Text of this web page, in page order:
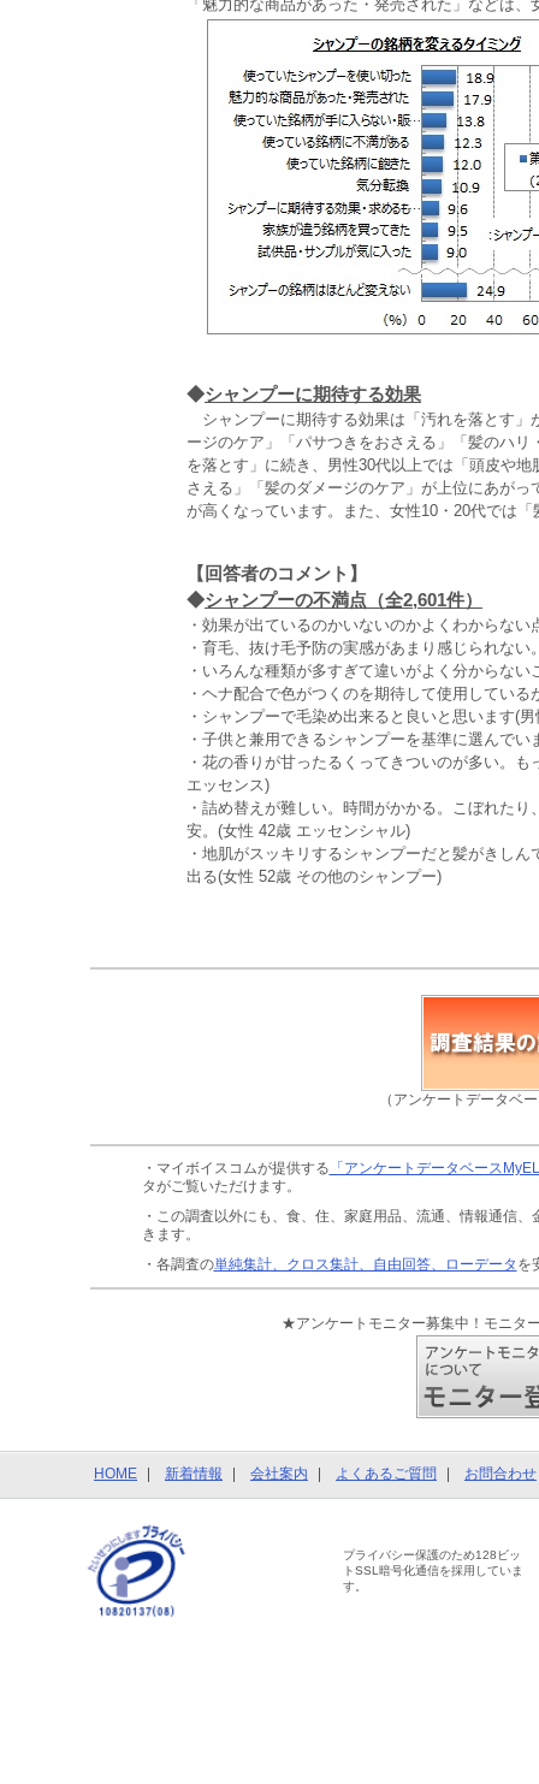
「魅力的な商品があった・発売された」などは
◆シャンプーに期待する効果
シャンプーに期待する効果は「汚れを落とす」
ージのケア」「パサつきをおさえる」「髪のハ
を落とす」に続き、男性30代以上では「頭皮や
さえる」「髪のダメージのケア」が上位にあが
が高くなっています。また、女性10・20代では
【回答者のコメント】
◆シャンプーの不満点（全2,601件）
・効果が出ているのかいないのかよくわからな
・育毛、抜け毛予防の実感があまり感じられな
・いろんな種類が多すぎて違いがよく分からな
・ヘナ配合で色がつくのを期待して使用してい
・シャンプーで毛染め出来ると良いと思います(
・子供と兼用できるシャンプーを基準に選んで
・花の香りが甘ったるくってきついのが多い。
エッセンス)
・詰め替えが難しい。時間がかかる。こぼれた
安。(女性 42歳 エッセンシャル)
・地肌がスッキリするシャンプーだと髪がきし
出る(女性 52歳 その他のシャンプー)
（アンケートデータベ
・マイボイスコムが提供する 「アンケートデータベース
タがご覧いただけます。
・この調査以外にも、食、住、家庭用品、流通、情報通信、
きます。
・各調査の単純集計、クロス集計、自由回答、ローデータ を
★アンケートモニター募集中！モニタ
HOME 新着情報 会社案内 よくあるご質問 お問合わせ
プライバシー保護のため128ビッ
トSSL暗号化通信を採用していま
す。